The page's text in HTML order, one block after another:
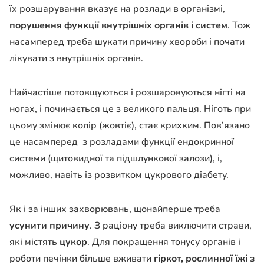
їх розшарування вказує на розлади в організмі,
порушення функції внутрішніх органів і систем. Тож
насамперед треба шукати причину хвороби і почати
лікувати з внутрішніх органів.
Найчастіше потовщуються і розшаровуються нігті на
ногах, і починається це з великого пальця. Ніготь при
цьому змінює колір (жовтіє), стає крихким. Пов’язано
це насамперед з розладами функції ендокринної
системи (щитовидної та підшлункової залози), і,
можливо, навіть із розвитком цукрового діабету.
Як і за інших захворювань, щонайперше треба
усунити причину. З раціону треба виключити страви,
які містять цукор. Для покращення тонусу органів і
роботи печінки більше вживати гіркот, рослинної їжі з